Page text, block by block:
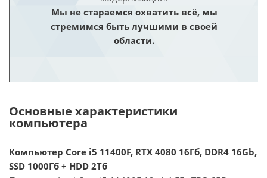
Мы не стараемся охватить всё, мы
стремимся быть лучшими в своей
области.
Основные характеристики
компьютера
Компьютер Core i5 11400F, RTX 4080 16Гб, DDR4 16Gb,
SSD 1000Гб + HDD 2Тб